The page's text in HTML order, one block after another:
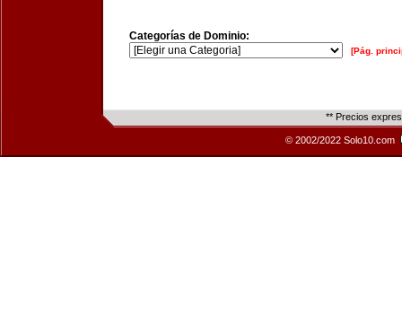
Categorías de Dominio:
[Pág.
** Precios
© 2002/2022 Solo10.com